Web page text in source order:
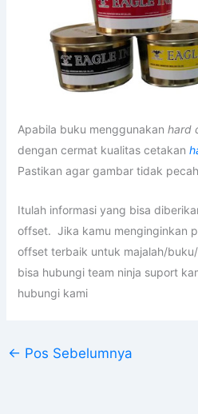
Apabila buku menggunakan hard
dengan cermat kualitas cetakan
Pastikan agar gambar tidak
Itulah informasi yang bisa
offset. Jika kamu menginginkan
offset terbaik untuk majalah/
bisa hubungi team ninja suport
hubungi kami
← Pos Sebelumnya